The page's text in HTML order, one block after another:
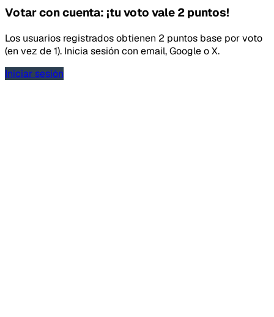
Votar con cuenta: ¡tu voto vale 2 puntos!
Los usuarios registrados obtienen 2 puntos base por voto
(en vez de 1). Inicia sesión con email, Google o X.
Iniciar sesión